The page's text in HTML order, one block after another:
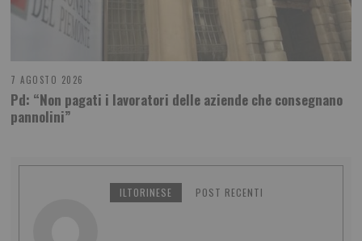
7 AGOSTO 2026
Pd: “Non pagati i lavoratori delle aziende che consegnano
pannolini”
ILTORINESE POST RECENTI